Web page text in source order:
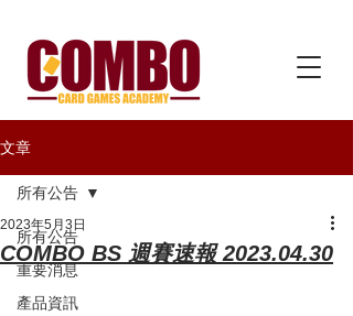
文章
所有公告
重要消息
產品資訊
所有公告
COMBO BS 週賽速報 2023.04.30
2023年5月3日